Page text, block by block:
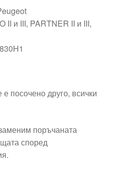
II и III, PARTNER II и III,
посочено друго, всички
поръчаната
според